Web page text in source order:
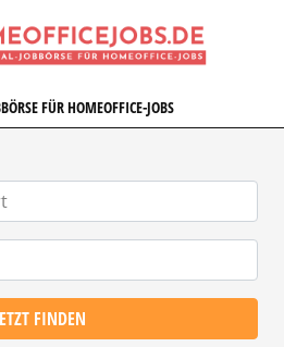
HOMEOFFICEJOBS.DE
FÜR HOMEOFFICE-JOBS
FINDEN